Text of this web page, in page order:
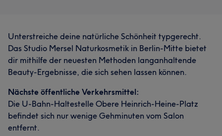
Unterstreiche deine natürliche Schönheit typgerecht.
Das Studio Mersel Naturkosmetik in Berlin-Mitte bietet
dir mithilfe der neuesten Methoden langanhaltende
Beauty-Ergebnisse, die sich sehen lassen können.
Nächste öffentliche Verkehrsmittel:
Die U-Bahn-Haltestelle Obere Heinrich-Heine-Platz
befindet sich nur wenige Gehminuten vom Salon
entfernt.